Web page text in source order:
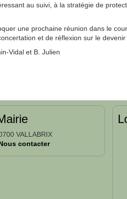
au suivi, à la stratégie de
une prochaine réunion dans le
et de réflexion sur le devenir
Vidal et B. Julien
VALLABRIX
contacter